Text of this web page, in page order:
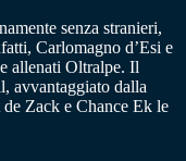
senza stranieri,
Carlomagno d’Esi e
allenati Oltralpe. Il
avvantaggiato dalla
Zack e Chance Ek le